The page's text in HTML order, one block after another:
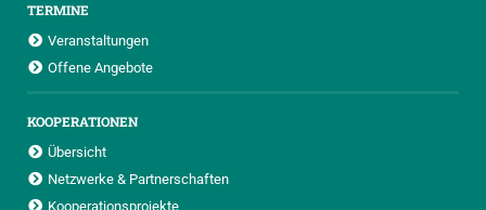
TERMINE
Veranstaltungen
Offene Angebote
KOOPERATIONEN
Übersicht
Netzwerke & Partnerschaften
Kooperationsprojekte